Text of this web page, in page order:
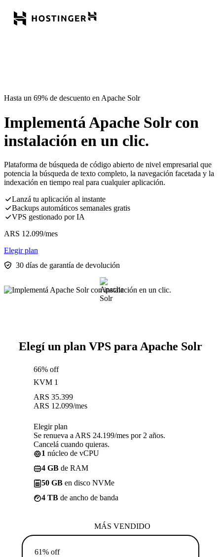
Hasta un 69% de descuento en Apache Solr
Implementá Apache Solr con
instalación en un clic.
Plataforma de búsqueda de código abierto de nivel empresarial que
potencia la búsqueda de texto completo, la navegación facetada y la
indexación en tiempo real para cualquier aplicación.
Lanzá tu aplicación al instante
Backups automáticos semanales gratis
VPS gestionado por IA
ARS 12.099/mes
Elegir plan
30 días de garantía de devolución
Elegí un plan VPS para Apache Solr
66% off
KVM 1
ARS 35.399
ARS 12.099/mes
Elegir plan
Se renueva a ARS 24.199/mes por 2 años.
Cancelá cuando quieras.
1 núcleo de vCPU
4 GB de RAM
50 GB en disco NVMe
4 TB de ancho de banda
MÁS VENDIDO
61% off